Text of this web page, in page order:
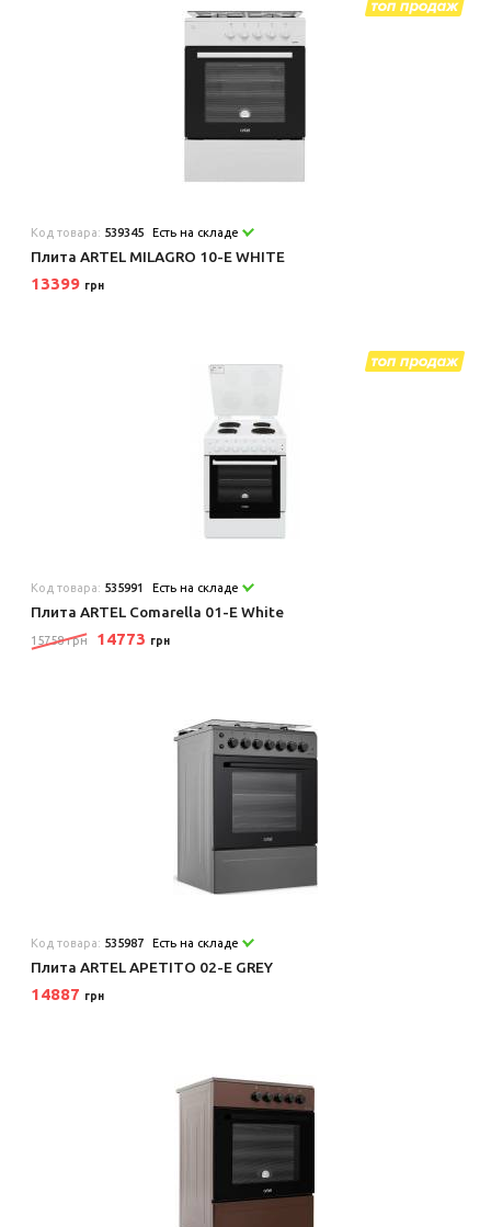
Код товара: 539345 Есть на складе
Плита ARTEL MILAGRO 10-E WHITE
13399 грн
Код товара: 535991 Есть на складе
Плита ARTEL Comarella 01-E White
15758 грн 14773 грн
Код товара: 535987 Есть на складе
Плита ARTEL APETITO 02-E GREY
14887 грн